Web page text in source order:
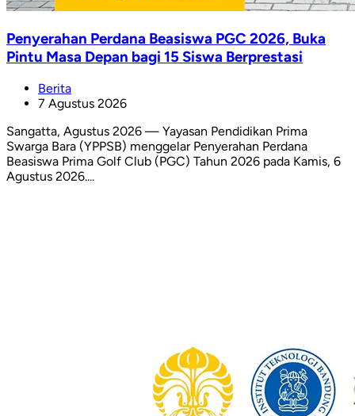
Penyerahan Perdana Beasiswa PGC 2026, Buka
Pintu Masa Depan bagi 15 Siswa Berprestasi
Berita
7 Agustus 2026
Sangatta, Agustus 2026 — Yayasan Pendidikan Prima
Swarga Bara (YPPSB) menggelar Penyerahan Perdana
Beasiswa Prima Golf Club (PGC) Tahun 2026 pada Kamis, 6
Agustus 2026....